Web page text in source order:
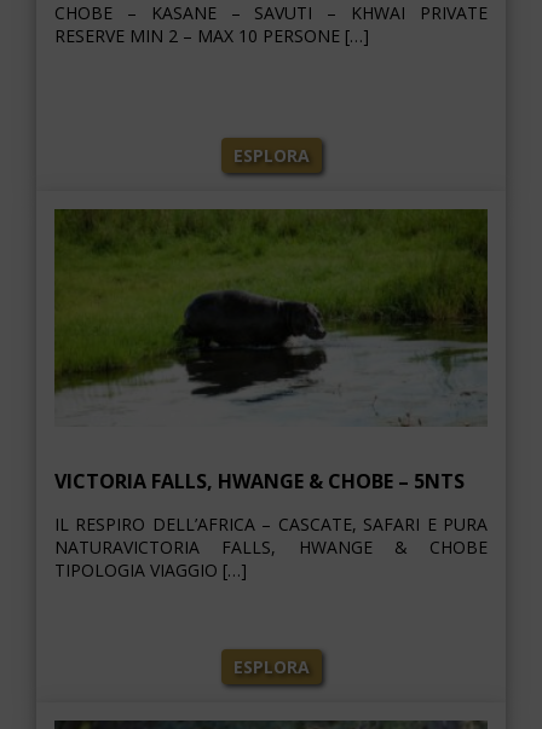
CHOBE – KASANE – SAVUTI – KHWAI PRIVATE
RESERVE MIN 2 – MAX 10 PERSONE […]
ESPLORA
VICTORIA FALLS, HWANGE & CHOBE – 5NTS
IL RESPIRO DELL’AFRICA – CASCATE, SAFARI E PURA
NATURAVICTORIA FALLS, HWANGE & CHOBE
TIPOLOGIA VIAGGIO […]
ESPLORA